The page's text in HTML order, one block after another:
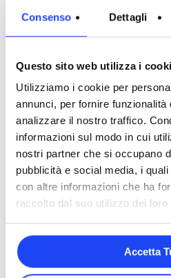
Consenso Dettagli
Questo sito web utilizza i
Utilizziamo i cookie per
annunci, per fornire
analizzare il nostro traffico.
informazioni sul modo in cui
nostri partner che si occupano
pubblicità e social media, i
con altre informazioni che ha
raccolto dal suo utilizzo dei loro
Accetta
demand
Scopri tutti i corsi e i
demand di LAB,
le informazioni e
materiali completi.
Vedi tutti